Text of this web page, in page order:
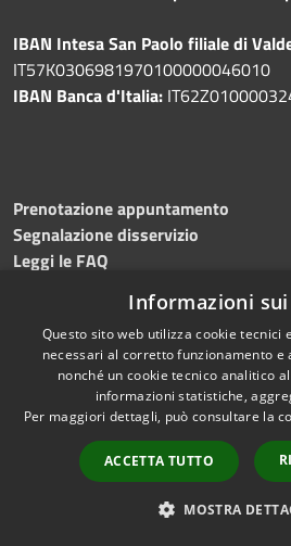
IBAN Intesa San Paolo filiale di
IT57K0306981970100000046010
IBAN Banca d'Italia:
Prenotazione appuntamento
Segnalazione disservizio
Leggi le FAQ
Amministrazione trasparente
Albo pretorio
Trasparenza L.R. 11/2015
Informativa privacy
Informazioni
Questo sito web utilizza cookie tecnici
necessari al corretto funzionamento e
nonché un cookie tecnico analitico
informazioni statistiche,
Per maggiori dettagli, può consultare la
ACCETTA TUTTO
MOSTRA